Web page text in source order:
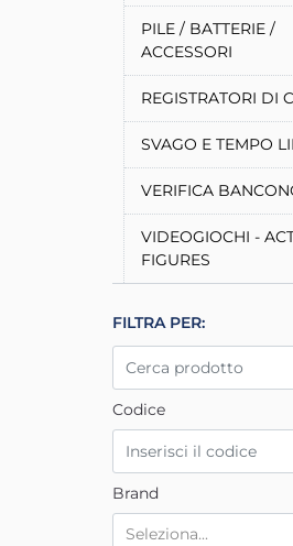
PILE / BATTERIE /
ACCESSORI
REGISTRATORI DI
SVAGO E TEMPO
VERIFICA
VIDEOGIOCHI -
FIGURES
FILTRA PER:
Codice
Brand